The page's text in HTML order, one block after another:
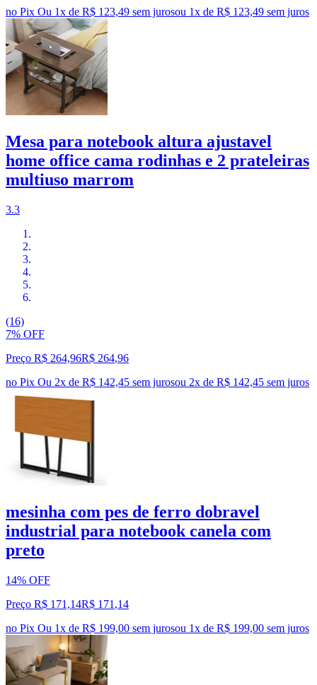
no Pix Ou 1x de R$ 123,49 sem jurosou 1x de R$ 123,49 sem juros
Mesa para notebook altura ajustavel
home office cama rodinhas e 2 prateleiras
multiuso marrom
3.3
(16)
7% OFF
Preço R$ 264,96R$ 264,96
no Pix Ou 2x de R$ 142,45 sem jurosou 2x de R$ 142,45 sem juros
mesinha com pes de ferro dobravel
industrial para notebook canela com
preto
14% OFF
Preço R$ 171,14R$ 171 ,14
no Pix Ou 1x de R$ 199,00 sem jurosou 1x de R$ 199,00 sem juros